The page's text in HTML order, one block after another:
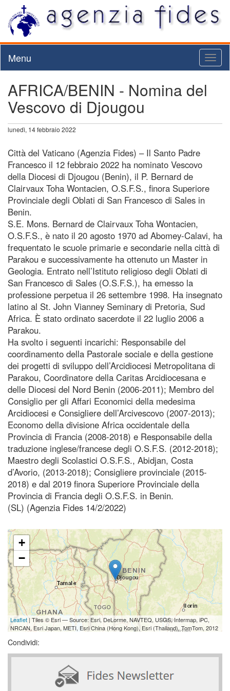
Menu
AFRICA/BENIN - Nomina del
Vescovo di Djougou
lunedì, 14 febbraio 2022
Città del Vaticano (Agenzia Fides) – Il Santo Padre
Francesco il 12 febbraio 2022 ha nominato Vescovo
della Diocesi di Djougou (Benin), il P. Bernard de
Clairvaux Toha Wontacien, O.S.F.S., finora Superiore
Provinciale degli Oblati di San Francesco di Sales in
Benin.
S.E. Mons. Bernard de Clairvaux Toha Wontacien,
O.S.F.S., è nato il 20 agosto 1970 ad Abomey-Calavi, ha
frequentato le scuole primarie e secondarie nella città di
Parakou e successivamente ha ottenuto un Master in
Geologia. Entrato nell’Istituto religioso degli Oblati di
San Francesco di Sales (O.S.F.S.), ha emesso la
professione perpetua il 26 settembre 1998. Ha insegnato
latino al St. John Vianney Seminary di Pretoria, Sud
Africa. È stato ordinato sacerdote il 22 luglio 2006 a
Parakou.
Ha svolto i seguenti incarichi: Responsabile del
coordinamento della Pastorale sociale e della gestione
dei progetti di sviluppo dell’Arcidiocesi Metropolitana di
Parakou, Coordinatore della Caritas Arcidiocesana e
delle Diocesi del Nord Benin (2006-2011); Membro del
Consiglio per gli Affari Economici della medesima
Arcidiocesi e Consigliere dell’Arcivescovo (2007-2013);
Economo della divisione Africa occidentale della
Provincia di Francia (2008-2018) e Responsabile della
traduzione inglese/francese degli O.S.F.S. (2012-2018);
Maestro degli Scolastici O.S.F.S., Abidjan, Costa
d’Avorio, (2013-2018); Consigliere provinciale (2015-
2018) e dal 2019 finora Superiore Provinciale della
Provincia di Francia degli O.S.F.S. in Benin.
(SL) (Agenzia Fides 14/2/2022)
+
−
Leaflet| Tiles © Esri — Source: Esri, DeLorme, NAVTEQ, USGS, Intermap, iPC,
NRCAN, Esri Japan, METI, Esri China (Hong Kong), Esri (Thailand), TomTom, 2012
Condividi: